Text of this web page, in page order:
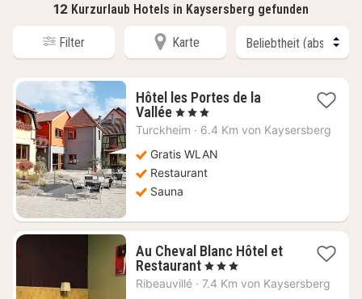
12 Kurzurlaub Hotels in Kaysersberg gefunden
Filter Karte
Hôtel les Portes de la
Vallée1
Nacht
133,29
€
, 3 Sterne
Turckheim · 6.4 Km von Kaysersberg
Gratis WLAN
Restaurant
Sauna
Au Cheval Blanc Hôtel et
Restaurant1
Nacht
, 3 Sterne
Ribeauvillé · 7.4 Km von Kaysersberg